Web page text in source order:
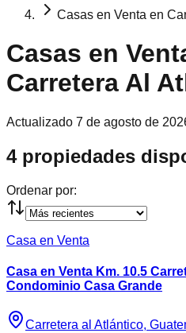
Casas en Venta en
Casas en
Carretera Al
Actualizado 7 de agosto de
4 propiedades
Ordenar por:
Casa en Venta
Casa en Venta Km. 10.5
Condominio Casa Grande
Carretera al Atlántico,